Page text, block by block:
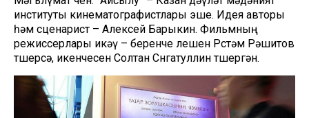
институты кинематографистлары эше. Идея авторы
һәм сценарист – Алексей Барыкин. Фильмның
режиссерлары икәү – беренче өлешен Рөстәм Рәшитов
төшерсә, икенчесен Солтан Сөнгатуллин төшергән.